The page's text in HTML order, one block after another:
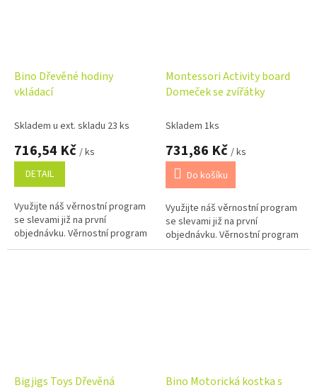
Bino Dřevěné hodiny
vkládací
Skladem u ext. skladu 23 ks
716,54 Kč / ks
DETAIL
Využijte náš věrnostní program
se slevami již na první
objednávku. Věrnostní program
Montessori Activity board
Domeček se zvířátky
Skladem 1ks
731,86 Kč / ks
Do košíku
Využijte náš věrnostní program
se slevami již na první
objednávku. Věrnostní program
Bigjigs Toys Dřevěná
Bino Motorická kostka s